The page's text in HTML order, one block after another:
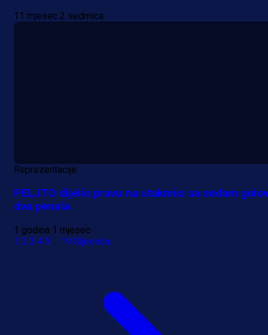
11 mjesec 2 sedmica
Reprezentacije
PELJTO dijelio pravu na utakmici sa sedam
dva penala
1 godina 1 mjesec
1 2 3 4 5 ... 19 Sljedeća